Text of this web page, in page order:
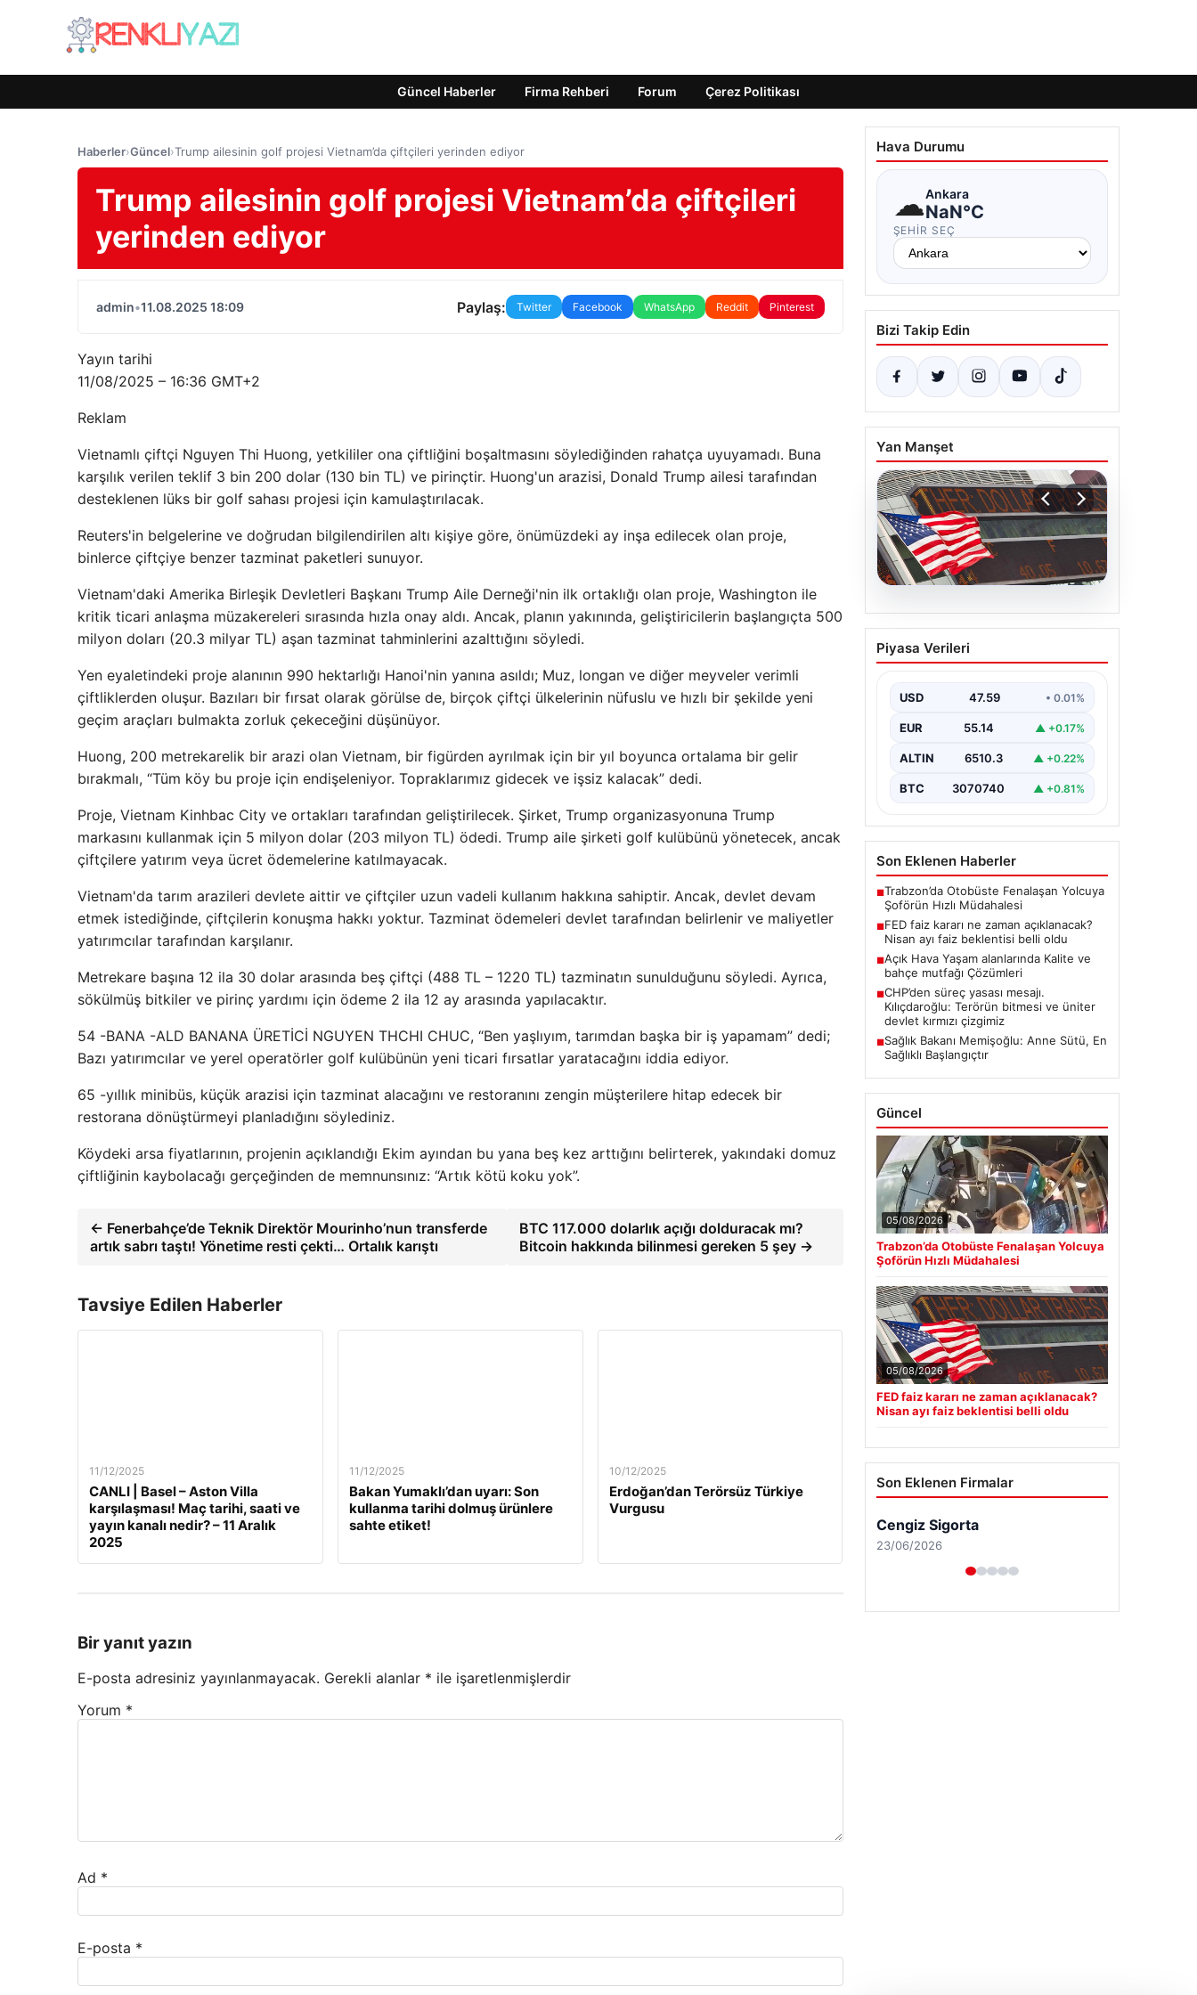
Güncel Haberler Firma Rehberi Forum Çerez Politikası
Haberler›Güncel›Trump ailesinin golf projesi Vietnam’da çiftçileri yerinden ediyor
Trump ailesinin golf projesi Vietnam’da çiftçileri
yerinden ediyor
admin•11.08.2025 18:09 Paylaş: Twitter Facebook WhatsApp Reddit Pinterest
Yayın tarihi
11/08/2025 – 16:36 GMT+2
Reklam
Vietnamlı çiftçi Nguyen Thi Huong, yetkililer ona çiftliğini boşaltmasını söylediğinden rahatça uyuyamadı. Buna
karşılık verilen teklif 3 bin 200 dolar (130 bin TL) ve pirinçtir. Huong'un arazisi, Donald Trump ailesi tarafından
desteklenen lüks bir golf sahası projesi için kamulaştırılacak.
Reuters'in belgelerine ve doğrudan bilgilendirilen altı kişiye göre, önümüzdeki ay inşa edilecek olan proje,
binlerce çiftçiye benzer tazminat paketleri sunuyor.
Vietnam'daki Amerika Birleşik Devletleri Başkanı Trump Aile Derneği'nin ilk ortaklığı olan proje, Washington ile
kritik ticari anlaşma müzakereleri sırasında hızla onay aldı. Ancak, planın yakınında, geliştiricilerin başlangıçta 500
milyon doları (20.3 milyar TL) aşan tazminat tahminlerini azalttığını söyledi.
Yen eyaletindeki proje alanının 990 hektarlığı Hanoi'nin yanına asıldı; Muz, longan ve diğer meyveler verimli
çiftliklerden oluşur. Bazıları bir fırsat olarak görülse de, birçok çiftçi ülkelerinin nüfuslu ve hızlı bir şekilde yeni
geçim araçları bulmakta zorluk çekeceğini düşünüyor.
Huong, 200 metrekarelik bir arazi olan Vietnam, bir figürden ayrılmak için bir yıl boyunca ortalama bir gelir
bırakmalı, “Tüm köy bu proje için endişeleniyor. Topraklarımız gidecek ve işsiz kalacak” dedi.
Proje, Vietnam Kinhbac City ve ortakları tarafından geliştirilecek. Şirket, Trump organizasyonuna Trump
markasını kullanmak için 5 milyon dolar (203 milyon TL) ödedi. Trump aile şirketi golf kulübünü yönetecek, ancak
çiftçilere yatırım veya ücret ödemelerine katılmayacak.
Vietnam'da tarım arazileri devlete aittir ve çiftçiler uzun vadeli kullanım hakkına sahiptir. Ancak, devlet devam
etmek istediğinde, çiftçilerin konuşma hakkı yoktur. Tazminat ödemeleri devlet tarafından belirlenir ve maliyetler
yatırımcılar tarafından karşılanır.
Metrekare başına 12 ila 30 dolar arasında beş çiftçi (488 TL – 1220 TL) tazminatın sunulduğunu söyledi. Ayrıca,
sökülmüş bitkiler ve pirinç yardımı için ödeme 2 ila 12 ay arasında yapılacaktır.
54 -BANA -ALD BANANA ÜRETİCİ NGUYEN THCHI CHUC, “Ben yaşlıyım, tarımdan başka bir iş yapamam” dedi;
Bazı yatırımcılar ve yerel operatörler golf kulübünün yeni ticari fırsatlar yaratacağını iddia ediyor.
65 -yıllık minibüs, küçük arazisi için tazminat alacağını ve restoranını zengin müşterilere hitap edecek bir
restorana dönüştürmeyi planladığını söylediniz.
Köydeki arsa fiyatlarının, projenin açıklandığı Ekim ayından bu yana beş kez arttığını belirterek, yakındaki domuz
çiftliğinin kaybolacağı gerçeğinden de memnunsınız: “Artık kötü koku yok”.
← Fenerbahçe’de Teknik Direktör Mourinho’nun transferde
artık sabrı taştı! Yönetime resti çekti… Ortalık karıştı
BTC 117.000 dolarlık açığı dolduracak mı?
Bitcoin hakkında bilinmesi gereken 5 şey →
Tavsiye Edilen Haberler
11/12/2025
CANLI | Basel – Aston Villa
karşılaşması! Maç tarihi, saati ve
yayın kanalı nedir? – 11 Aralık
2025
11/12/2025
Bakan Yumaklı’dan uyarı: Son
kullanma tarihi dolmuş ürünlere
sahte etiket!
10/12/2025
Erdoğan’dan Terörsüz Türkiye
Vurgusu
Bir yanıt yazın
E-posta adresiniz yayınlanmayacak. Gerekli alanlar * ile işaretlenmişlerdir
Yorum *
Ad *
E-posta *
Hava Durumu
☁Ankara
NaN°C
ŞEHIR SEÇ
Bizi Takip Edin
Yan Manşet
05.08.2026
FED faiz kararı ne zaman
açıklanacak? Nisan ayı
Piyasa Verileri
USD 47.59 • 0.01%
EUR 55.14 ▲ +0.17%
ALTIN 6510.3 ▲ +0.22%
BTC 3070740 ▲ +0.81%
Son Eklenen Haberler
■Trabzon’da Otobüste Fenalaşan Yolcuya
Şoförün Hızlı Müdahalesi
■FED faiz kararı ne zaman açıklanacak?
Nisan ayı faiz beklentisi belli oldu
■Açık Hava Yaşam alanlarında Kalite ve
bahçe mutfağı Çözümleri
■CHP’den süreç yasası mesajı.
Kılıçdaroğlu: Terörün bitmesi ve üniter
devlet kırmızı çizgimiz
■Sağlık Bakanı Memişoğlu: Anne Sütü, En
Sağlıklı Başlangıçtır
Güncel
05/08/2026
Trabzon’da Otobüste Fenalaşan Yolcuya
Şoförün Hızlı Müdahalesi
05/08/2026
FED faiz kararı ne zaman açıklanacak?
Nisan ayı faiz beklentisi belli oldu
Son Eklenen Firmalar
Cengiz Sigorta
23/06/2026